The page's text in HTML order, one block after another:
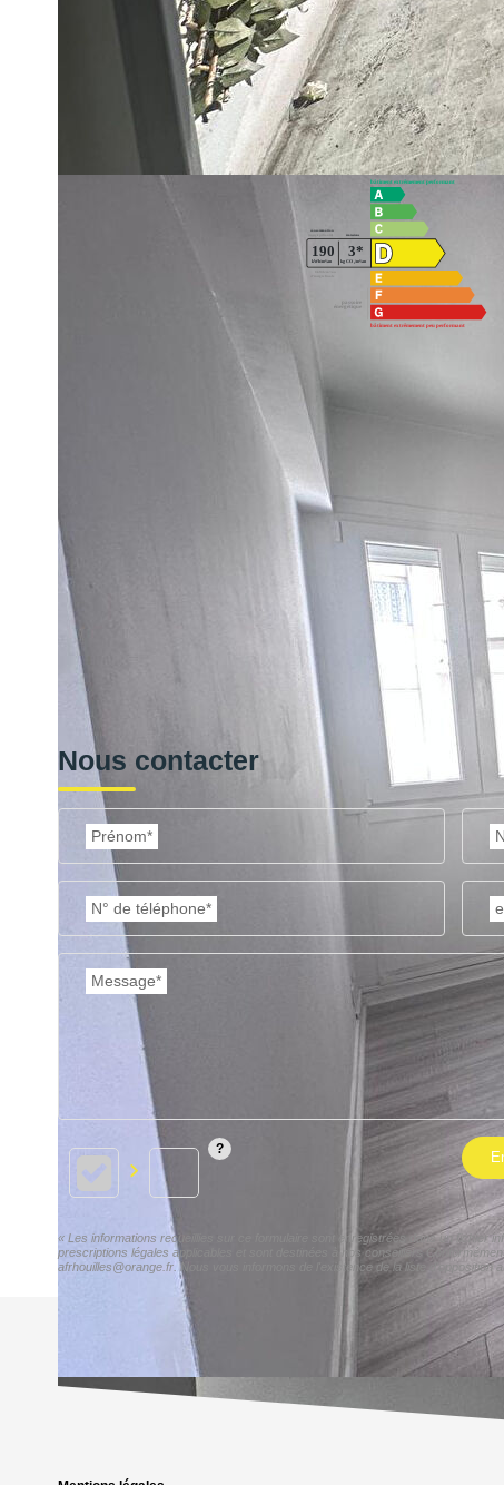
Disponible de suite.
A visiter sans tarder avec AFR IMMOBILIER Chatou au 01
Diagnostics énergétiques
Montant estimé des dépenses annuelles d'énergie pour un
2021,2022 et 2023 (abonnement compris).
Nous contacter
Prénom*
N° de téléphone*
Message*
« Les informations recueillies sur ce formulaire sont enregistrées dans un fichier
prescriptions légales applicables et sont destinées à nos conseillers
afrhouilles@orange.fr. Nous vous informons de l'existence de la liste